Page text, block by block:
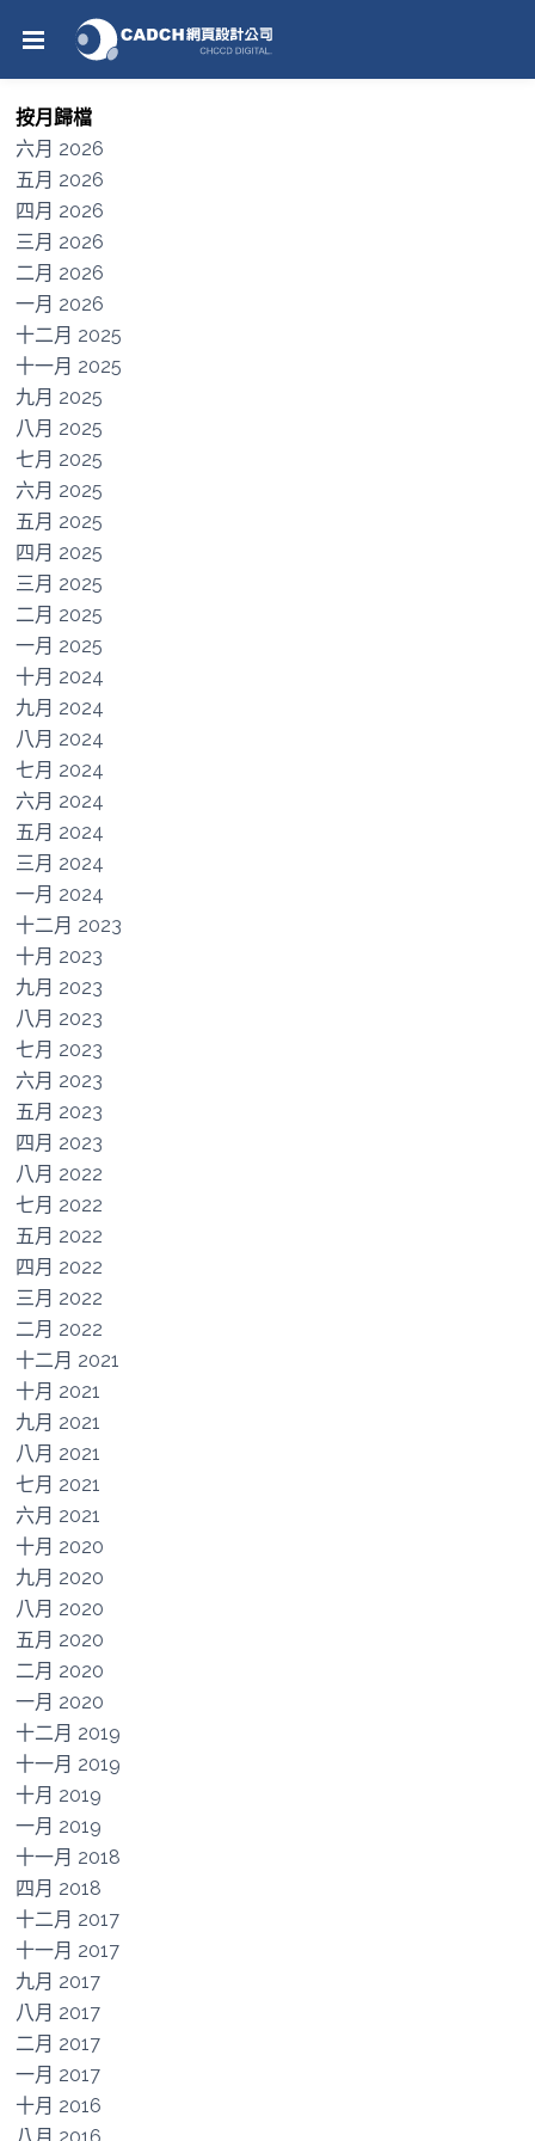
按月歸檔
六月 2026
五月 2026
四月 2026
三月 2026
二月 2026
一月 2026
十二月 2025
十一月 2025
九月 2025
八月 2025
七月 2025
六月 2025
五月 2025
四月 2025
三月 2025
二月 2025
一月 2025
十月 2024
九月 2024
八月 2024
七月 2024
六月 2024
五月 2024
三月 2024
一月 2024
十二月 2023
十月 2023
九月 2023
八月 2023
七月 2023
六月 2023
五月 2023
四月 2023
八月 2022
七月 2022
五月 2022
四月 2022
三月 2022
二月 2022
十二月 2021
十月 2021
九月 2021
八月 2021
七月 2021
六月 2021
十月 2020
九月 2020
八月 2020
五月 2020
二月 2020
一月 2020
十二月 2019
十一月 2019
十月 2019
一月 2019
十一月 2018
四月 2018
十二月 2017
十一月 2017
九月 2017
八月 2017
二月 2017
一月 2017
十月 2016